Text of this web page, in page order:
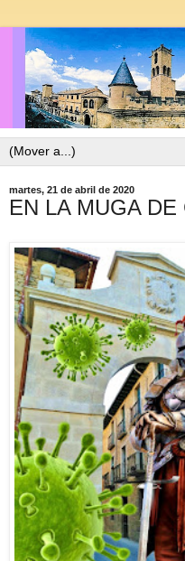
martes, 21 de abril de 2020
EN LA MUGA